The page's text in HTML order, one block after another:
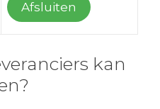
Afsluiten
kan